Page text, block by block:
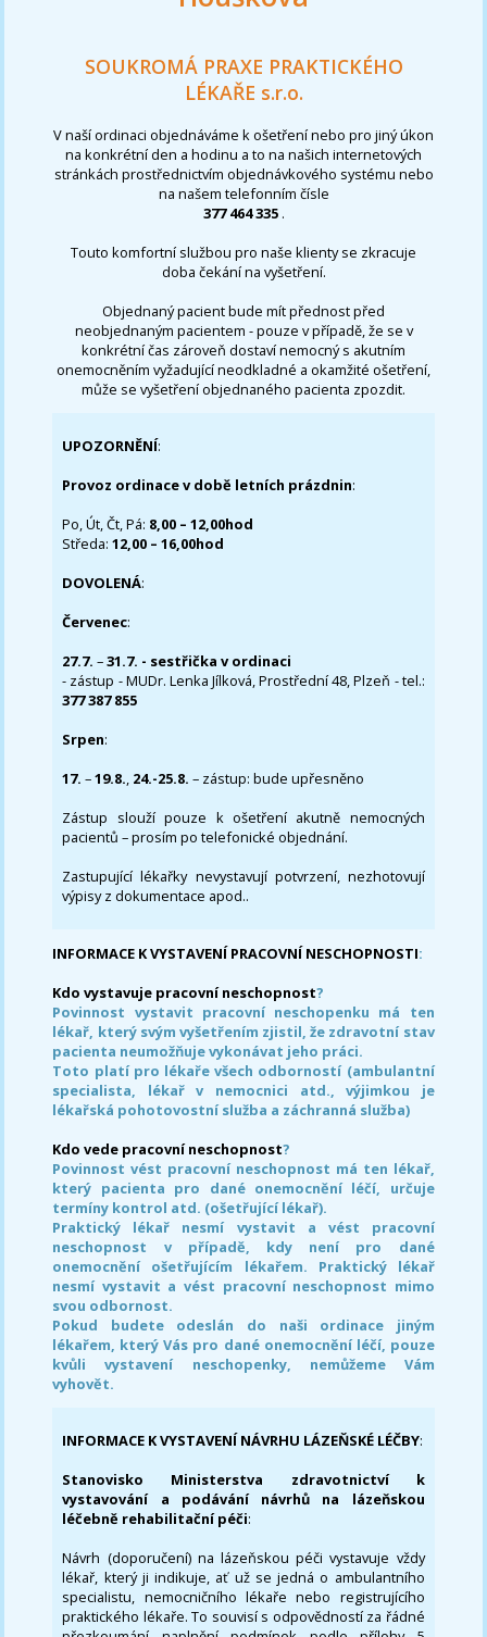
SOUKROMÁ PRAXE PRAKTICKÉHO
LÉKAŘE s.r.o.
V naší ordinaci objednáváme k ošetření nebo pro jiný úkon
na konkrétní den a hodinu a to na našich internetových
stránkách prostřednictvím objednávkového systému nebo
na našem telefonním čísle
377 464 335 .
Touto komfortní službou pro naše klienty se zkracuje
doba čekání na vyšetření.
Objednaný pacient bude mít přednost před
neobjednaným pacientem - pouze v případě, že se v
konkrétní čas zároveň dostaví nemocný s akutním
onemocněním vyžadující neodkladné a okamžité ošetření,
může se vyšetření objednaného pacienta zpozdit.
UPOZORNĚNÍ:
Provoz ordinace v době letních prázdnin:
Po, Út, Čt, Pá: 8,00 – 12,00hod
Středa:12,00 – 16,00hod
DOVOLENÁ:
Červenec:
27.7.–31.7. - sestřička v ordinaci
- zástup - MUDr. Lenka Jílková, Prostřední 48, Plzeň - tel.:
377 387 855
Srpen:
17. –19.8., 24.-25.8. – zástup: bude upřesněno
Zástup slouží pouze k ošetření akutně nemocných
pacientů – prosím po telefonické objednání.
Zastupující lékařky nevystavují potvrzení, nezhotovují
výpisy z dokumentace apod..
INFORMACE K VYSTAVENÍ PRACOVNÍ NESCHOPNOSTI:
Kdo vystavuje pracovní neschopnost?
Povinnost vystavit pracovní neschopenku má ten
lékař, který svým vyšetřením zjistil, že zdravotní stav
pacienta neumožňuje vykonávat jeho práci.
Toto platí pro lékaře všech odborností (ambulantní
specialista, lékař v nemocnici atd., výjimkou je
lékařská pohotovostní služba a záchranná služba)
Kdo vede pracovní neschopnost?
Povinnost vést pracovní neschopnost má ten lékař,
který pacienta pro dané onemocnění léčí, určuje
termíny kontrol atd. (ošetřující lékař).
Praktický lékař nesmí vystavit a vést pracovní
neschopnost v případě, kdy není pro dané
onemocnění ošetřujícím lékařem. Praktický lékař
nesmí vystavit a vést pracovní neschopnost mimo
svou odbornost.
Pokud budete odeslán do naši ordinace jiným
lékařem, který Vás pro dané onemocnění léčí, pouze
kvůli vystavení neschopenky, nemůžeme Vám
vyhovět.
INFORMACE K VYSTAVENÍ NÁVRHU LÁZEŇSKÉ LÉČBY:
Stanovisko Ministerstva zdravotnictví k
vystavování a podávání návrhů na lázeňskou
léčebně rehabilitační péči:
Návrh (doporučení) na lázeňskou péči vystavuje vždy
lékař, který ji indikuje, ať už se jedná o ambulantního
specialistu, nemocničního lékaře nebo registrujícího
praktického lékaře. To souvisí s odpovědností za řádné